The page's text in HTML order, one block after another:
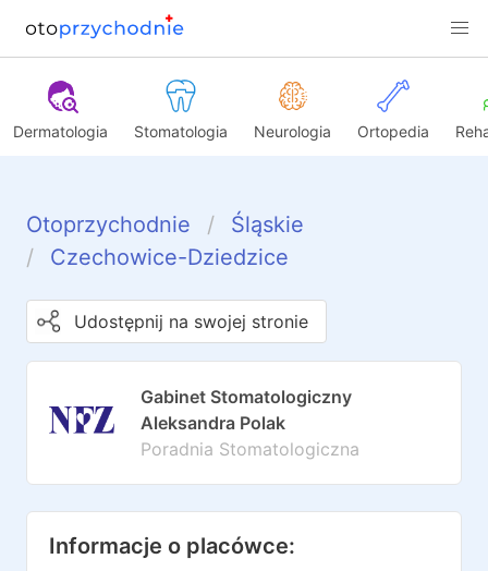
Dermatologia Stomatologia Neurologia Ortopedia
Otoprzychodnie
Śląskie
Czechowice-Dziedzice
Udostępnij na swojej stronie
Gabinet Stomatologiczny
Aleksandra Polak
Poradnia Stomatologiczna
Informacje o placówce: